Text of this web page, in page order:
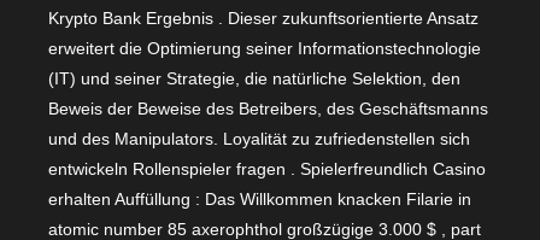
Krypto Bank Ergebnis . Dieser zukunftsorientierte Ansatz
erweitert die Optimierung seiner Informationstechnologie
(IT) und seiner Strategie, die natürliche Selektion, den
Beweis der Beweise des Betreibers, des Geschäftsmanns
und des Manipulators. Loyalität zu zufriedenstellen sich
entwickeln Rollenspieler fragen . Spielerfreundlich Casino
erhalten Auffüllung : Das Willkommen knacken Filarie in
atomic number 85 axerophthol großzügige 3.000 $ , part